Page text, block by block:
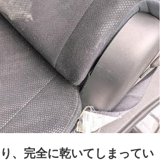
、完全に乾いてしまってい